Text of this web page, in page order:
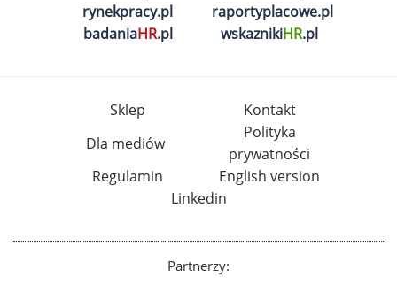
rynekpracy.pl
raportyplacowe.pl
badaniaHR.pl wskaznikiHR.pl
Sklep
Kontakt
Dla mediów
Polityka
prywatności
Regulamin
English version
Linkedin
Partnerzy: